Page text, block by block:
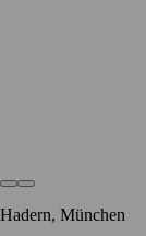
Hadern, München